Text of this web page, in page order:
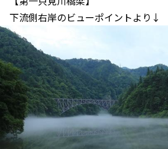
下流側右岸のビューポイントより↓